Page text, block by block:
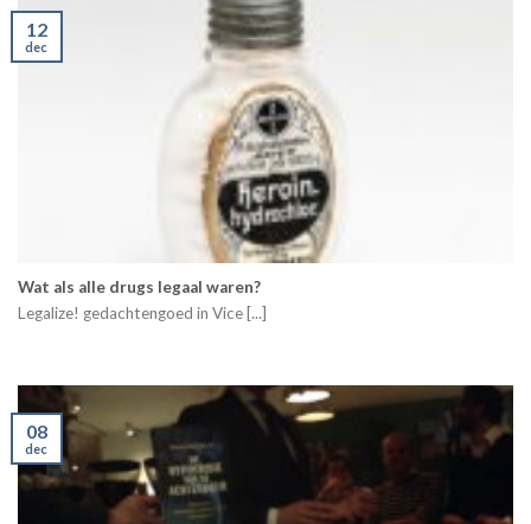
Wat als alle drugs legaal waren?
Legalize! gedachtengoed in Vice [...]
12
dec
08
dec